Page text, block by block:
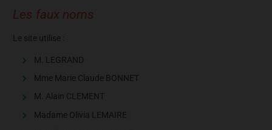
Les faux noms
Le site utilise :
M. LEGRAND
Mme Marie Claude BONNET
M. Alain CLEMENT
Madame Olivia LEMAIRE